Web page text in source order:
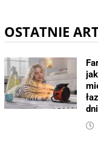
OSTATNIE